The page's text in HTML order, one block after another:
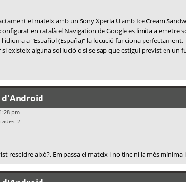
el mateix amb un Sony Xperia U amb Ice Cream
en català el Navigation de Google es limita a
l'idioma a "Español (España)" la locució funciona perfectament.
existeix alguna sol·lució o si se sap que estigui previst en un
d'Android
pm
2)
resoldre això?, Em passa el mateix i no tinc ni la més